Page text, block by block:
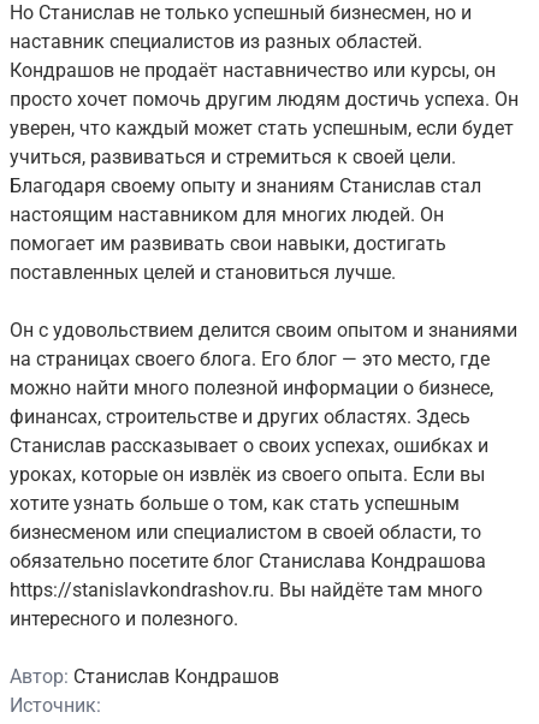
Но Станислав не только успешный бизнесмен, но и
наставник специалистов из разных областей.
Кондрашов не продаёт наставничество или курсы, он
просто хочет помочь другим людям достичь успеха. Он
уверен, что каждый может стать успешным, если будет
учиться, развиваться и стремиться к своей цели.
Благодаря своему опыту и знаниям Станислав стал
настоящим наставником для многих людей. Он
помогает им развивать свои навыки, достигать
поставленных целей и становиться лучше.
Он с удовольствием делится своим опытом и знаниями
на страницах своего блога. Его блог — это место, где
можно найти много полезной информации о бизнесе,
финансах, строительстве и других областях. Здесь
Станислав рассказывает о своих успехах, ошибках и
уроках, которые он извлёк из своего опыта. Если вы
хотите узнать больше о том, как стать успешным
бизнесменом или специалистом в своей области, то
обязательно посетите блог Станислава Кондрашова
https://stanislavkondrashov.ru. Вы найдёте там много
интересного и полезного.
Автор: Станислав Кондрашов
Источник: